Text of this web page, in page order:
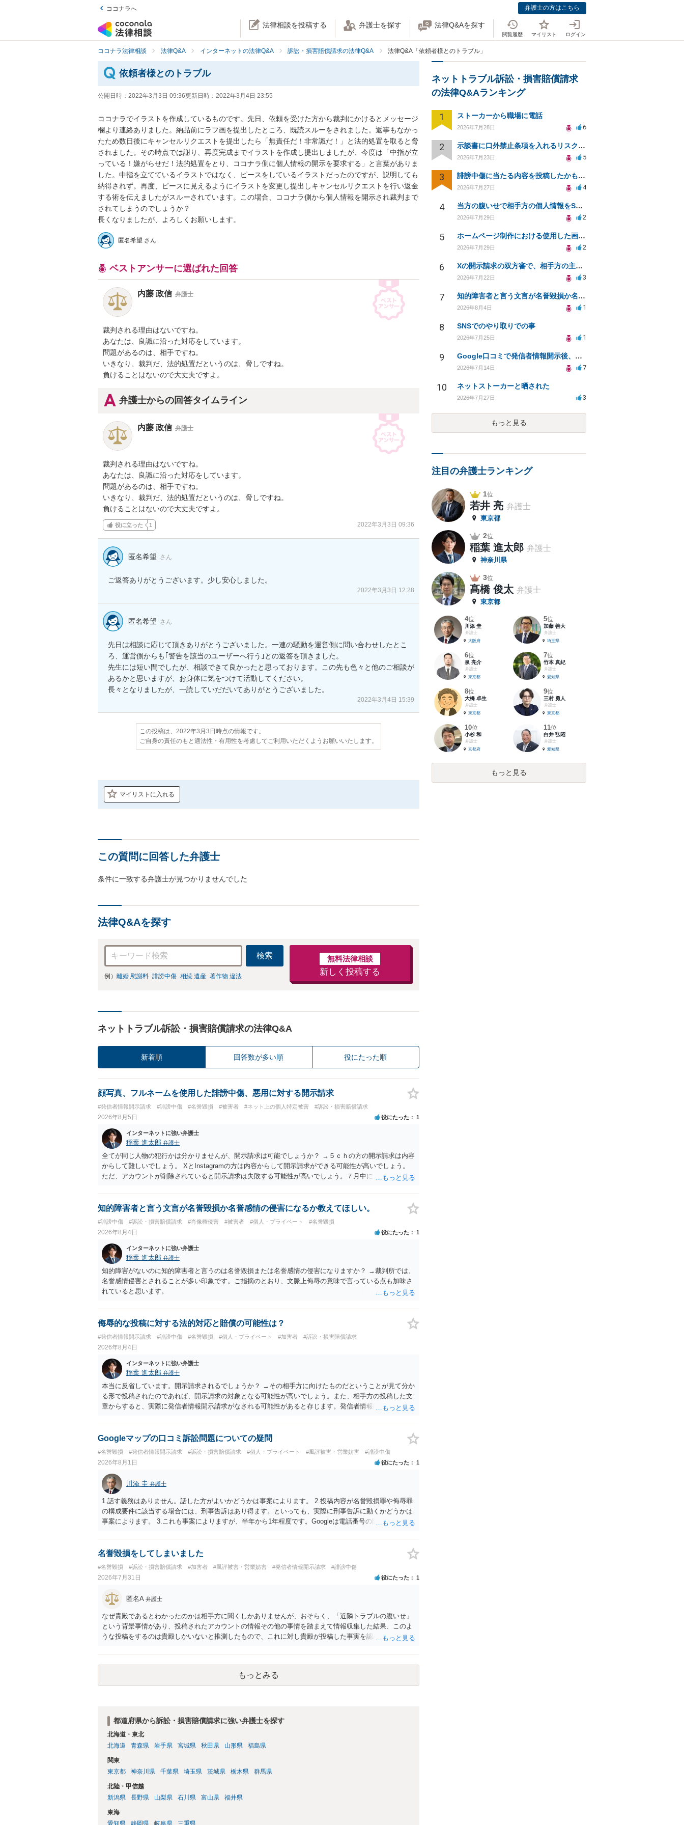
ココナラへ 弁護士の方はこちら
法律相談を投稿する 弁護士を探す 法律Q&Aを探す
閲覧履歴 マイリスト ログイン
ココナラ法律相談 法律Q&A インターネットの法律Q&A 訴訟・損害賠償請求の法律Q&A 法律Q&A「依頼者様とのトラブル」
依頼者様とのトラブル
公開日時： 2022年3月3日 09:36更新日時： 2022年3月4日 23:55
ココナラでイラストを作成しているものです。先日、依頼を受けた方から裁判にかけるとメッセージ
欄より連絡ありました。納品前にラフ画を提出したところ、既読スルーをされました。返事もなかっ
たため数日後にキャンセルリクエストを提出したら「無責任だ！非常識だ！」と法的処置を取ると脅
されました。その時点では謝り、再度完成までイラストを作成し提出しましたが、今度は「中指が立
っている！嫌がらせだ！法的処置をとり、ココナラ側に個人情報の開示を要求する」と言葉がありま
した。中指を立てているイラストではなく、ピースをしているイラストだったのですが、説明しても
納得されず。再度、ピースに見えるようにイラストを変更し提出しキャンセルリクエストを行い返金
する術を伝えましたがスルーされています。この場合、ココナラ側から個人情報を開示され裁判まで
されてしまうのでしょうか？
長くなりましたが、よろしくお願いします。
匿名希望 さん
ベストアンサーに選ばれた回答
内藤 政信 弁護士
裁判される理由はないですね。
あなたは、良識に沿った対応をしています。
問題があるのは、相手ですね。
いきなり、裁判だ、法的処置だというのは、脅しですね。
負けることはないので大丈夫ですよ。
弁護士からの回答タイムライン
内藤 政信 弁護士
裁判される理由はないですね。
あなたは、良識に沿った対応をしています。
問題があるのは、相手ですね。
いきなり、裁判だ、法的処置だというのは、脅しですね。
負けることはないので大丈夫ですよ。
役に立った 1 2022年3月3日 09:36
匿名希望 さん
ご返答ありがとうございます。少し安心しました。
2022年3月3日 12:28
匿名希望 さん
先日は相談に応じて頂きありがとうございました。一連の騒動を運営側に問い合わせしたとこ
ろ、運営側からも｢警告を該当のユーザーへ行う｣との返答を頂きました。
先生には短い間でしたが、相談できて良かったと思っております。この先も色々と他のご相談が
あるかと思いますが、お身体に気をつけて活動してください。
長々となりましたが、一読していだだいてありがとうございました。
2022年3月4日 15:39
この投稿は、2022年3月3日時点の情報です。
ご自身の責任のもと適法性・有用性を考慮してご利用いただくようお願いいたします。
マイリストに入れる
この質問に回答した弁護士
条件に一致する弁護士が見つかりませんでした
法律Q&Aを探す
検索
例） 離婚 慰謝料 誹謗中傷 相続 遺産 著作物 違法
無料法律相談
新しく投稿する
ネットトラブル訴訟・損害賠償請求の法律Q&A
新着順 回答数が多い順 役にたった順
顔写真、フルネームを使用した誹謗中傷、悪用に対する開示請求
#発信者情報開示請求 #誹謗中傷 #名誉毀損 #被害者 #ネット上の個人特定被害 #訴訟・損害賠償請求
2026年8月5日 役にたった 1
インターネットに強い弁護士
稲葉 進太郎 弁護士
全てが同じ人物の犯行かは分かりませんが、開示請求は可能でしょうか？ →５ｃｈの方の開示請求は内容
からして難しいでしょう。 XとInstagramの方は内容からして開示請求ができる可能性が高いでしょう。
ただ、アカウントが削除されていると開示請求は失敗する可能性が高いでしょう。７月中にアカウントが
相手に全ての弁護士費用を負担させることは可能でしょうか？ →訴訟外の交渉で相手方が認めれば負担さ
せることができるでしょう。訴訟で判決となった場合は、実際の弁護士費用が認められる場合と認められ
知的障害者と言う文言が名誉毀損か名誉感情の侵害になるか教えてほしい。
#誹謗中傷 #訴訟・損害賠償請求 #肖像権侵害 #被害者 #個人・プライベート #名誉毀損
2026年8月4日 役にたった 1
インターネットに強い弁護士
稲葉 進太郎 弁護士
知的障害がないのに知的障害者と言うのは名誉毀損または名誉感情の侵害になりますか？ →裁判所では、
名誉感情侵害とされることが多い印象です。ご指摘のとおり、文脈上侮辱の意味で言っている点も加味さ
れていると思います。
侮辱的な投稿に対する法的対応と賠償の可能性は？
#発信者情報開示請求 #誹謗中傷 #名誉毀損 #個人・プライベート #加害者 #訴訟・損害賠償請求
2026年8月4日
インターネットに強い弁護士
稲葉 進太郎 弁護士
本当に反省しています。開示請求されるでしょうか？ →その相手方に向けたものだということが見て分か
る形で投稿されたのであれば、開示請求の対象となる可能性が高いでしょう。また、相手方の投稿した文
章からすると、実際に発信者情報開示請求がなされる可能性があると存じます。発信者情報開示請求が進
カウントの登録メールに意見照会がなされます。 また、された場合賠償金はいくらでしょうか。 →ケー
スバイケースであり、数万円から１００万単位まで様々でしょう。裁判外であれば交渉して相手方の請求
Googleマップの口コミ訴訟問題についての疑問
#名誉毀損 #発信者情報開示請求 #訴訟・損害賠償請求 #個人・プライベート #風評被害・営業妨害 #誹謗中傷
2026年8月1日 役にたった 1
川添 圭 弁護士
1.話す義務はありません。話した方がよいかどうかは事案によります。 2.投稿内容が名誉毀損罪や侮辱罪
の構成要件に該当する場合には、刑事告訴はあり得ます。といっても、実際に刑事告訴に動くかどうかは
事案によります。 3.これも事案によりますが、半年から1年程度です。Googleは電話番号の開示請求もで
さらにいえば、利用者からの口コミ投稿の場合、開示請求者はある程度対象者を特定できている（ただし
証拠による裏付けか必要なので発信者情報開示請求をする）というケースが比較的多いと思われます。
名誉毀損をしてしまいました
#名誉毀損 #訴訟・損害賠償請求 #加害者 #風評被害・営業妨害 #発信者情報開示請求 #誹謗中傷
2026年7月31日 役にたった 1
匿名A 弁護士
なぜ貴殿であるとわかったのかは相手方に聞くしかありませんが、おそらく、「近隣トラブルの腹いせ」
という背景事情があり、投稿されたアカウントの情報その他の事情を踏まえて情報収集した結果、このよ
うな投稿をするのは貴殿しかいないと推測したもので、これに対し貴殿が投稿した事実を認めてしまった
すので何とも言えません。公開の場で回答するには情報が乏しく、ここで詳細を明らかにすることは事案
の特定に繋がってしまうので、弁護士へ直接相談した方がよいです。
もっとみる
都道府県から訴訟・損害賠償請求に強い弁護士を探す
北海道・東北
北海道
青森県 岩手県 宮城県 秋田県 山形県 福島県
関東
東京都
神奈川県 千葉県 埼玉県 茨城県 栃木県 群馬県
北陸・甲信越
新潟県
長野県 山梨県 石川県 富山県 福井県
東海
愛知県
静岡県 岐阜県 三重県
ネットトラブル訴訟・損害賠償請求
の法律Q&Aランキング
1 ストーカーから職場に電話
2026年7月28日 6
2 示談書に口外禁止条項を入れるリスクはありますか？
2026年7月23日 5
3 誹謗中傷に当たる内容を投稿したかもしれない。開示請求や民事刑事裁判に発展しうるのか教えて欲しい。
2026年7月27日 4
4 当方の腹いせで相手方の個人情報をSNSで晒してしまい名誉毀損させてしまったかもしれない
2026年7月29日 2
5 ホームページ制作における使用した画像や文章の著作権について
2026年7月29日 2
6 Xの開示請求の双方審で、相手方の主張が口頭ばかりで把握しきれません
2026年7月22日 3
7 知的障害者と言う文言が名誉毀損か名誉感情の侵害になるか教えてほしい。
2026年8月4日 1
8 SNSでのやり取りでの事
2026年7月25日 1
9 Google口コミで発信者情報開示後、損害賠償請求を受けています。示談について相談です。
2026年7月14日 7
10 ネットストーカーと晒された
2026年7月27日 3
もっと見る
注目の弁護士ランキング
1位
若井 亮 弁護士
東京都
2位
稲葉 進太郎 弁護士
神奈川県
3位
髙橋 俊太 弁護士
東京都
4位
川添 圭
弁護士
大阪府
5位
加藤 善大
弁護士
埼玉県
6位
泉 亮介
弁護士
東京都
7位
竹本 真紀
弁護士
愛知県
8位
大橋 卓生
弁護士
東京都
9位
三村 勇人
弁護士
東京都
10位
小杉 和
弁護士
京都府
11位
白井 弘昭
弁護士
愛知県
もっと見る